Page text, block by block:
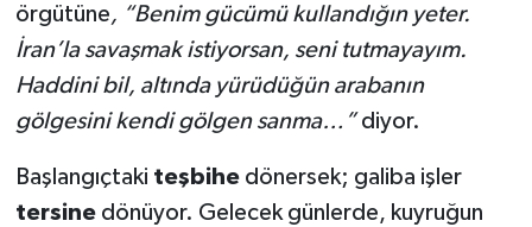
örgütüne, “Benim gücümü kullandığın yeter.
İran’la savaşmak istiyorsan, seni tutmayayım.
Haddini bil, altında yürüdüğün arabanın
gölgesini kendi gölgen sanma…”diyor.
Başlangıçtaki teşbihedönersek; galiba işler
tersinedönüyor. Gelecek günlerde, kuyruğun